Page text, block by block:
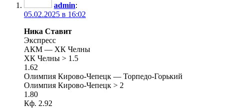
admin:
05.02.2025 в 16:02
Ника Ставит
Экспресс
АКМ — ХК Челны
ХК Челны > 1.5
1.62
Олимпия Кирово-Чепецк — Торпедо-Горький
Олимпия Кирово-Чепецк > 2
1.80
Кф. 2.92